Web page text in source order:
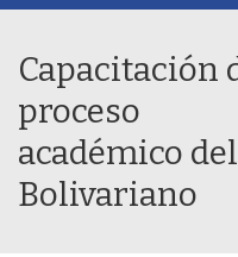
Capacitación
proceso
académico
Bolivariano